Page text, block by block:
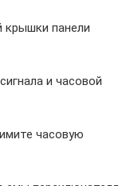
крышки панели
и часовой
часовую